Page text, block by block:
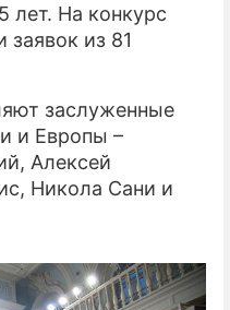
лет. На конкурс
заявок из 81
заслуженные
и Европы –
Алексей
Никола Сани и